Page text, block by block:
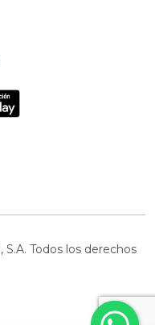
Todos los derechos